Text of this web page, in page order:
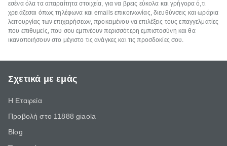
εσένα όλα τα απαραίτητα στοιχεία, για να βρεις εύκολα και γρήγορα ό,τι
χρειάζεσαι όπως τηλέφωνα και emails επικοινωνίας, διευθύνσεις και ωράρια
λειτουργίας των επιχειρήσεων, προκειμένου να επιλέξεις τους επαγγελματίες
που επιθυμείς, που σου εμπνέουν περισσότερη εμπιστοσύνη και θα
ικανοποιήσουν στο μέγιστο τις ανάγκες και τις προσδοκίες σου.
Σχετικά με εμάς
Η Εταιρεία
Προβολή στο 11888 giaola
Blog